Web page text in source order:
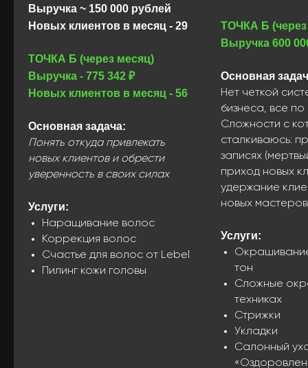
Выручка ~ 150 000 рублей
Новых клиентов в месяц - 29
ТОЧКА Б (через месяц)
Выручка - 775 342 ₽
Новых клиентов в месяц - 56
Основная задача:
Понять откуда привлекать
новых клиентов и обрести
уверенность в своих силах
Услуги:
Наращивание волос
Коррекция волос
Счастье для волос от Lebel
Пилинг кожи головы
ТОЧКА Б
Выручка 600
Основная
Нет четкой
бизнеса, все по
Сложности с
сталкиваюсь:
записях
приход новых
удержание
новых мастеров
Услуги:
тон
Сложные
техниках
Стрижки
Укладки
Салонный
Рост х2 — х10 всего
за месяц